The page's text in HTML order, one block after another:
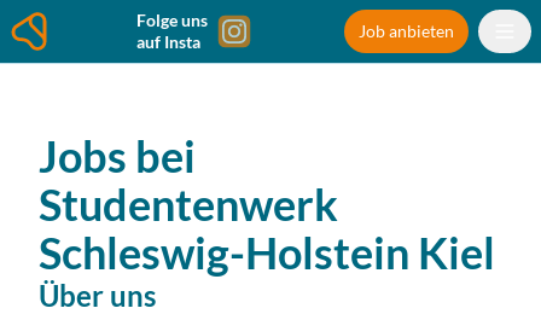
Folge uns
auf Insta
Job anbieten
Jobs bei
Studentenwerk
Schleswig-Holstein Kiel
Über uns